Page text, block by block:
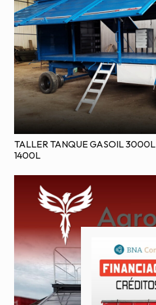
TALLER TANQUE GASOIL
1400L